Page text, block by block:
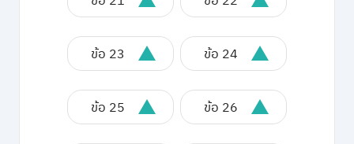
ข้อ 23 ข้อ 24
ข้อ 25 ข้อ 26